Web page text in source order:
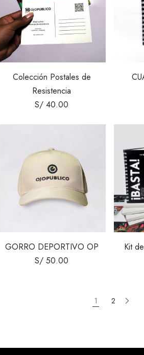
Colección Postales de
Resistencia
S/ 40.00
GORRO DEPORTIVO OP
S/ 50.00
Kit
1 2